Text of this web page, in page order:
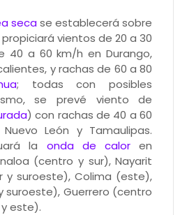
secase establecerá sobre
vientos de 20 a 30
40 a 60 km/h en Durango,
y rachas de 60 a 80
; todas con posibles
se prevé viento de
) con rachas de 40 a 60
León y Tamaulipas.
la onda de caloren
(centro y sur), Nayarit
y suroeste), Colima (este),
suroeste), Guerrero (centro
este).